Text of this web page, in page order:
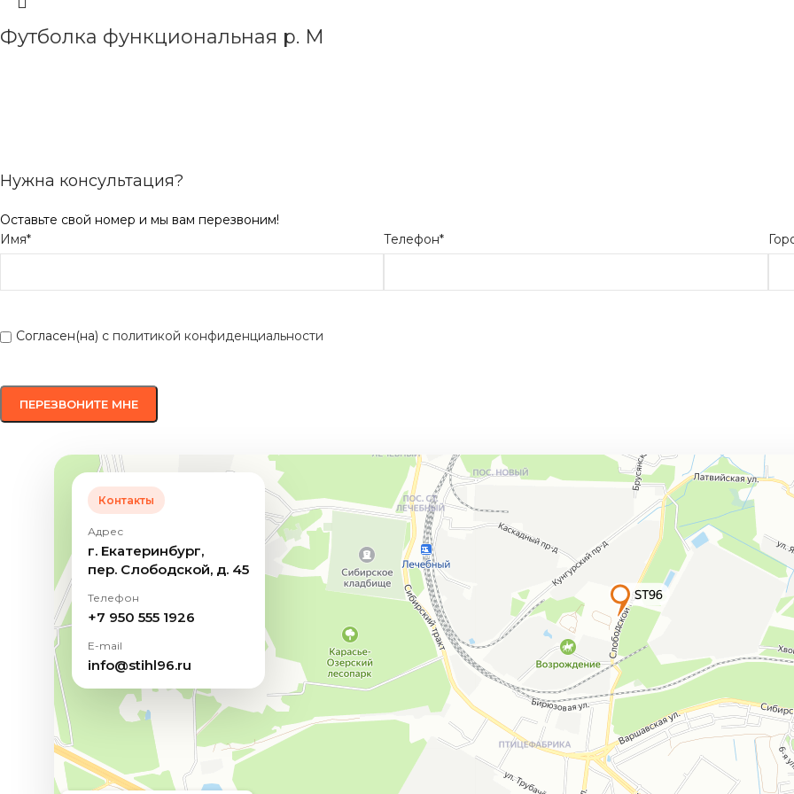
Футболка функциональная р. М
Нужна консультация?
Оставьте свой номер и мы вам перезвоним!
Имя*
Телефон*
Согласен(на) с политикой конфиденциальности
Контакты
Адрес
г. Екатеринбург,
пер. Слободской, д. 45
Телефон
+7 950 555 1926
E-mail
info@stihl96.ru